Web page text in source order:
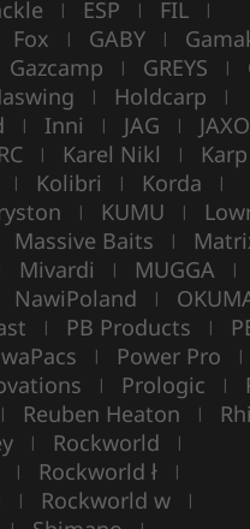
| ESP | FIL |
Fox | GABY |
Gazcamp | GREYS |
| Holdcarp |
| Inni | JAG |
| Karel Nikl |
| Kolibri | Korda |
| KUMU |
Massive Baits |
Mivardi | MUGGA |
NawiPoland |
| PB Products |
| Power Pro |
| Prologic |
| Reuben Heaton |
| Rockworld |
| Rockworld ł |
| Rockworld w |